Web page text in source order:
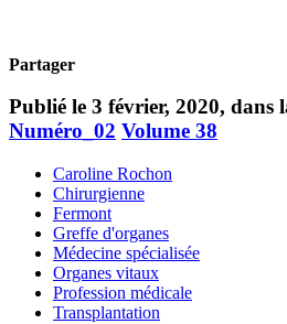
Partager
Publié le 3 février, 2020, dans
Numéro_02 Volume 38
Caroline Rochon
Chirurgienne
Fermont
Greffe d'organes
Médecine spécialisée
Organes vitaux
Profession médicale
Transplantation